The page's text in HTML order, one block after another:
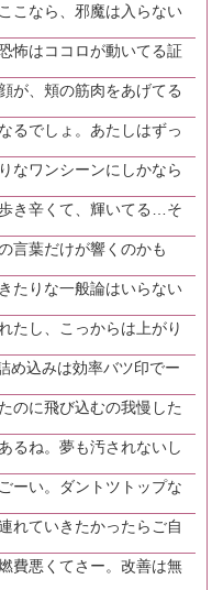
こなら、邪魔は入らない
怖はココロが動いてる証
が、頬の筋肉をあげてる
るでしょ。あたしはずっ
なワンシーンにしかなら
き辛くて、輝いてる…そ
言葉だけが響くのかも
たりな一般論はいらない
たし、こっからは上がり
め込みは効率バツ印でー
のに飛び込むの我慢した
るね。夢も汚されないし
ーい。ダントツトップな
れていきたかったらご自
費悪くてさー。改善は無